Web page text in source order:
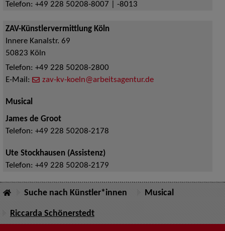
Telefon: +49 228 50208-8007 | -8013
ZAV-Künstlervermittlung Köln
Innere Kanalstr. 69
50823 Köln
Telefon: +49 228 50208-2800
E-Mail:
zav-kv-koeln@arbeitsagentur.de
Musical
James de Groot
Telefon: +49 228 50208-2178
Ute Stockhausen (Assistenz)
Telefon: +49 228 50208-2179
Suche nach Künstler*innen Musical
Riccarda Schönerstedt